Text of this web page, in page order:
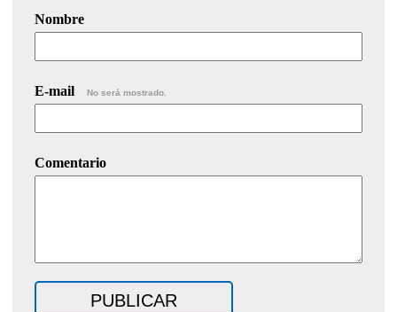
Nombre
E-mail No será mostrado.
Comentario